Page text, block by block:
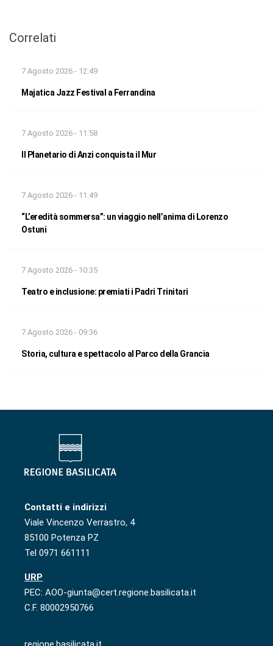
Correlati
7 Agosto 2026 - 12:49
Majatica Jazz Festival a Ferrandina
7 Agosto 2026 - 11:58
Il Planetario di Anzi conquista il Mur
7 Agosto 2026 - 11:49
“L’eredità sommersa”: un viaggio nell’anima di Lorenzo
Ostuni
7 Agosto 2026 - 10:35
Teatro e inclusione: premiati i Padri Trinitari
7 Agosto 2026 - 09:36
Storia, cultura e spettacolo al Parco della Grancia
Contatti e indirizzi
Viale Vincenzo Verrastro, 4
85100 Potenza PZ
Tel 0971 661111
URP
PEC: AOO-giunta@cert.regione.basilicata.it
C.F. 80002950766